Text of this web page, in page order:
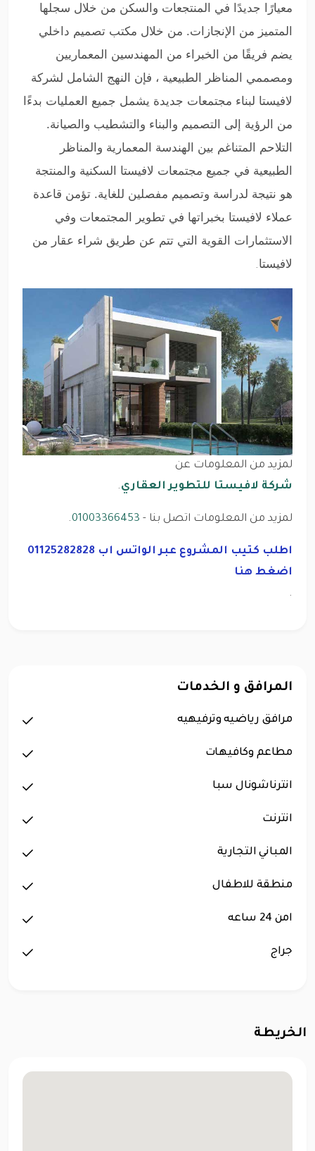
معيارًا جديدًا في المنتجعات والسكن من خلال سجلها
المتميز من الإنجازات. من خلال مكتب تصميم داخلي
يضم فريقًا من الخبراء من المهندسين المعماريين
ومصممي المناظر الطبيعية ، فإن النهج الشامل لشركة
لافيستا لبناء مجتمعات جديدة يشمل جميع العمليات بدءًا
من الرؤية إلى التصميم والبناء والتشطيب والصيانة.
التلاحم المتناغم بين الهندسة المعمارية والمناظر
الطبيعية في جميع مجتمعات لافيستا السكنية والمنتجة
هو نتيجة لدراسة وتصميم مفصلين للغاية. تؤمن قاعدة
عملاء لافيستا بخبراتها في تطوير المجتمعات وفي
الاستثمارات القوية التي تتم عن طريق شراء عقار من
لافيستا.
لمزيد من المعلومات عن
شركة لافيستا للتطوير العقاري.
لمزيد من المعلومات اتصل بنا - 01003366453
.
اطلب كتيب المشروع عبر الواتس اب 01125282828
اضغط هنا
.
المرافق و الخدمات
مرافق رياضيه وترفيهيه
مطاعم وكافيهات
انترناشونال سبا
انترنت
المباني التجارية
منطقة للاطفال
امن 24 ساعه
جراج
الخريطة